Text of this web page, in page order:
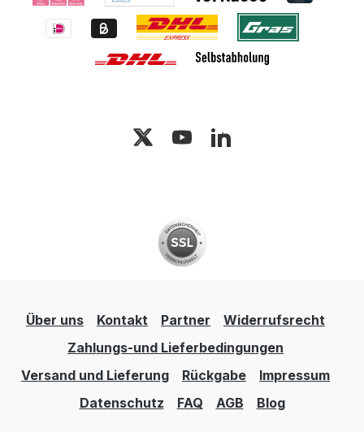
Über uns Kontakt Partner
Widerrufsrecht
Zahlungs-und Lieferbedingungen
Versand und Lieferung
Rückgabe
Impressum
Datenschutz
FAQ AGB Blog